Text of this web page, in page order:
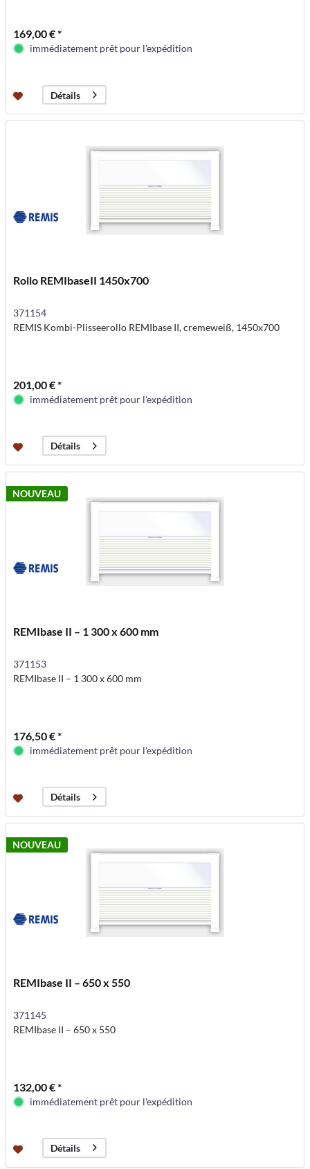
169,00 € *
immédiatement prêt pour l'expédition
Détails
Rollo REMIbaseII 1450x700
371154
REMIS Kombi-Plisseerollo REMIbase II, cremeweiß, 1450x700
201,00 € *
immédiatement prêt pour l'expédition
Détails
NOUVEAU
REMIbase II – 1 300 x 600 mm
371153
REMIbase II – 1 300 x 600 mm
176,50 € *
immédiatement prêt pour l'expédition
Détails
NOUVEAU
REMIbase II – 650 x 550
371145
REMIbase II – 650 x 550
132,00 € *
immédiatement prêt pour l'expédition
Détails